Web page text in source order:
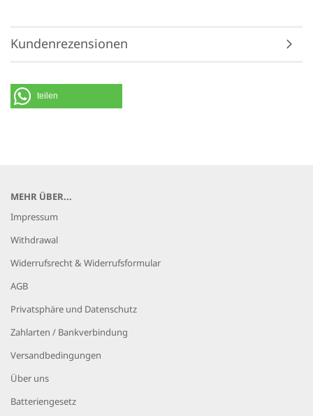
Kundenrezensionen
teilen
MEHR ÜBER...
Impressum
Withdrawal
Widerrufsrecht & Widerrufsformular
AGB
Privatsphäre und Datenschutz
Zahlarten / Bankverbindung
Versandbedingungen
Über uns
Batteriengesetz